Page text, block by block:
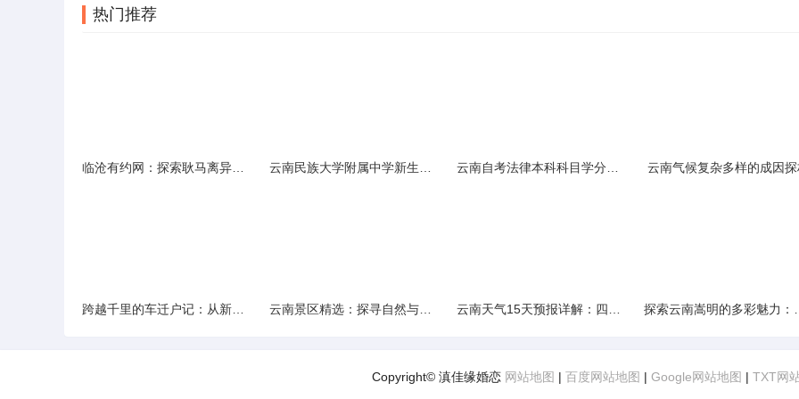
热门推荐
云南气候复杂多样的成因
Copyright© 滇佳缘婚恋 网站地图 | 百度网站地图 | Google网站地图 | TXT网